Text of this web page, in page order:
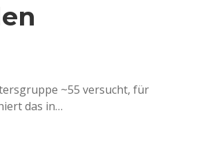
~55 versucht, für
das in…